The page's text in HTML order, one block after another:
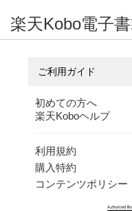
楽天Kobo電子
ご利用ガイド
初めての方へ
楽天Koboヘルプ
利用規約
購入特約
コンテンツポリシー